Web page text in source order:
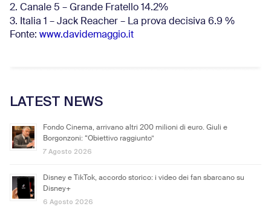
2. Canale 5 – Grande Fratello 14.2%
3. Italia 1 – Jack Reacher – La prova decisiva 6.9 %
Fonte: www.davidemaggio.it
LATEST NEWS
Fondo Cinema, arrivano altri 200 milioni di euro. Giuli e
Borgonzoni: “Obiettivo raggiunto”
7 Agosto 2026
Disney e TikTok, accordo storico: i video dei fan sbarcano su
Disney+
6 Agosto 2026